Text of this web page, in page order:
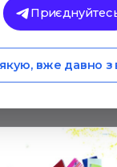
за
вже давно з